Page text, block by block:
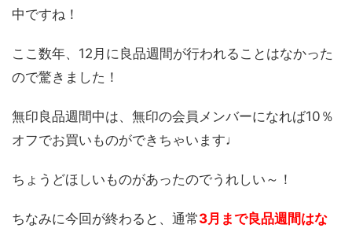
中ですね！
ここ数年、12月に良品週間が行われることはなかった
ので驚きました！
無印良品週間中は、無印の会員メンバーになれば10％
オフでお買いものができちゃいます♩
ちょうどほしいものがあったのでうれしい～！
ちなみに今回が終わると、通常3月まで良品週間はな